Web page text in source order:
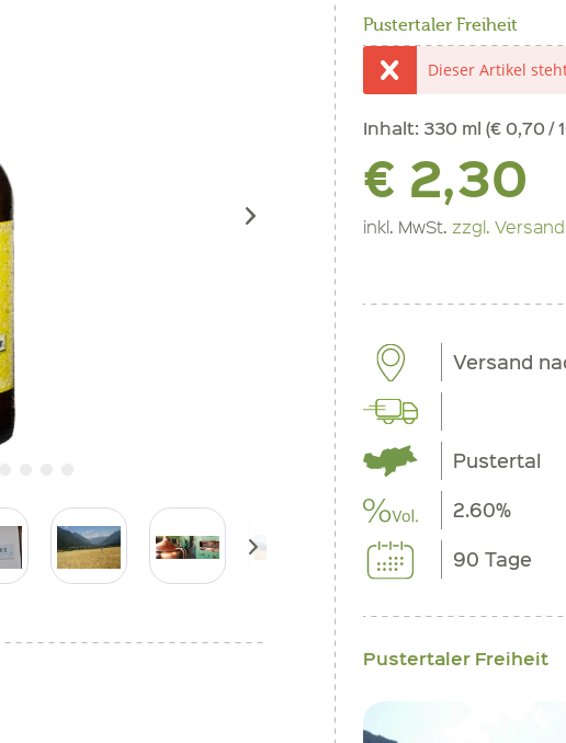
Pustertaler Freiheit
Dieser Artikel
Inhalt: 330 ml (€ 0,70 /
€ 2,30
inkl. MwSt. zzgl.
Versand
Pustertal
2.60%
90 Tage
Pustertaler Freiheit